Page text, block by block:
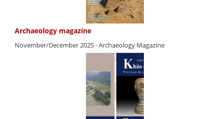
Archaeology magazine
November/December 2025 - Archaeology Magazine